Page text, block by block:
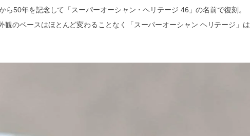
50年を記念して「スーパーオーシャン・ヘリテージ 46」の名前で復刻。
観のベースはほとんど変わることなく「スーパーオーシャン ヘリテージ」は